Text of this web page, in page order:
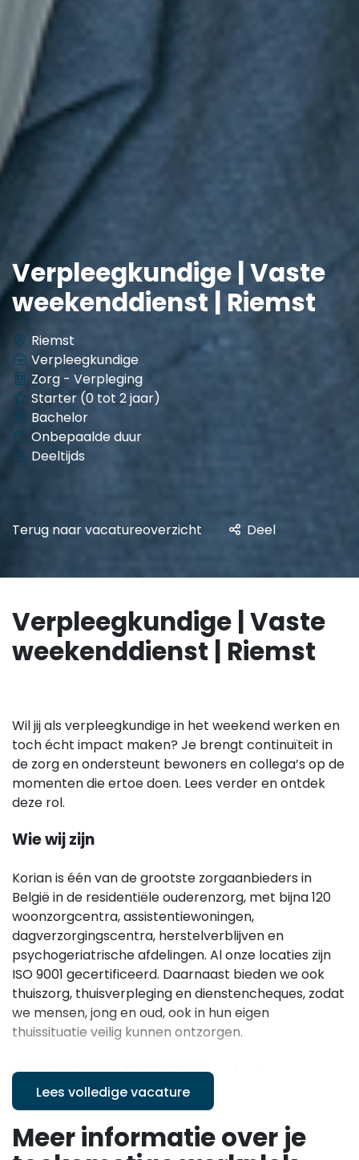
Verpleegkundige | Vaste
weekenddienst | Riemst
Riemst
Verpleegkundige
Zorg - Verpleging
Starter (0 tot 2 jaar)
Bachelor
Onbepaalde duur
Deeltijds
Terug naar vacatureoverzicht Deel
Verpleegkundige | Vaste
weekenddienst | Riemst
Wil jij als verpleegkundige in het weekend werken en
toch écht impact maken? Je brengt continuïteit in
de zorg en ondersteunt bewoners en collega’s op de
momenten die ertoe doen. Lees verder en ontdek
deze rol.
Wie wij zijn
Korian is één van de grootste zorgaanbieders in
België in de residentiële ouderenzorg, met bijna 120
woonzorgcentra, assistentiewoningen,
dagverzorgingscentra, herstelverblijven en
psychogeriatrische afdelingen. Al onze locaties zijn
ISO 9001 gecertificeerd. Daarnaast bieden we ook
thuiszorg, thuisverpleging en dienstencheques, zodat
we mensen, jong en oud, ook in hun eigen
thuissituatie veilig kunnen ontzorgen.
In ons werk staat Positive Care centraal: een
zorgfilosofie die vertrekt vanuit het idee dat iedereen
uniek is en recht heeft op oprechte aandacht,
levensvreugde, gastvrijheid en participatie. We
creëren warme, huiselijke omgevingen waar
Lees volledige vacature
Meer informatie over je